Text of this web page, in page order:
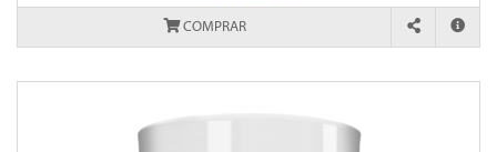
COMPRAR